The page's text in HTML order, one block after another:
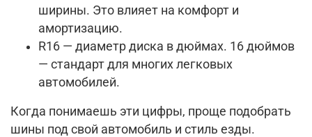
ширины. Это влияет на комфорт и
амортизацию.
R16 — диаметр диска в дюймах. 16 дюймов
— стандарт для многих легковых
автомобилей.
Когда понимаешь эти цифры, проще подобрать
шины под свой автомобиль и стиль езды.